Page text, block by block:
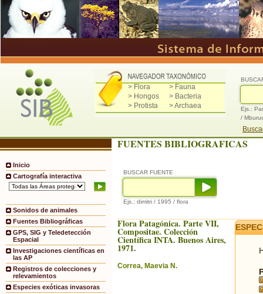
> Flora
> Fauna
> Hongos
> Bacteria
> Protista
> Archaea
Ejs.:
/
Inicio
Cartografía interactiva
Sonidos de animales
Fuentes Bibliográficas
GPS, SIG y Teledetección
Espacial
Investigaciones científicas en
las AP
Registros de colecciones y
relevamientos
Especies exóticas invasoras
FUENTES BIBLIOGRAFICAS
BUSCAR FUENTE
Ejs.: dimitri / 1995 / flora
Flora Patagónica. Parte VII,
Compositae. Colección
Científica INTA. Buenos Aires,
1971.
Correa, Maevia N.